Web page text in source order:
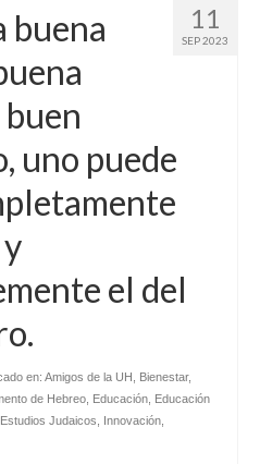
11
SEP 2023
buena
uno puede
el del
en: Amigos de la UH Bienestar,
de Hebreo Educación Educación
Estudios Judaicos Innovación